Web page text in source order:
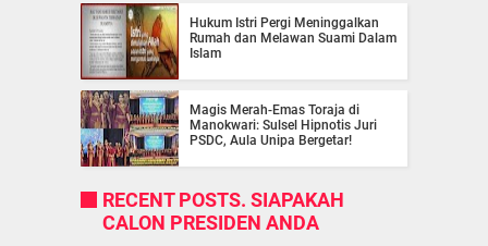
Hukum Istri Pergi Meninggalkan
Rumah dan Melawan Suami Dalam
Islam
Magis Merah-Emas Toraja di
Manokwari: Sulsel Hipnotis Juri
PSDC, Aula Unipa Bergetar!
RECENT POSTS. SIAPAKAH
CALON PRESIDEN ANDA